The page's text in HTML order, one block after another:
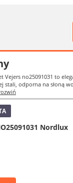
Vejers no25091031 to
stali, odporna na słoną
Nordlux